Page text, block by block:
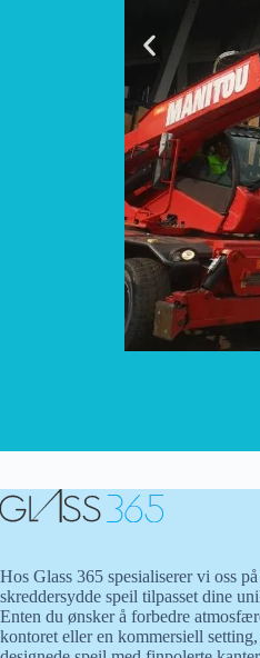
Hos Glass 365 spesialiserer vi oss
skreddersydde speil tilpasset dine
Enten du ønsker å forbedre
kontoret eller en kommersiell